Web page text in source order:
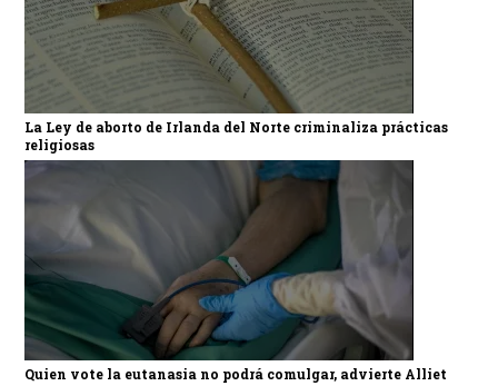
La Ley de aborto de Irlanda del Norte criminaliza prácticas
religiosas
Quien vote la eutanasia no podrá comulgar, advierte Alliet